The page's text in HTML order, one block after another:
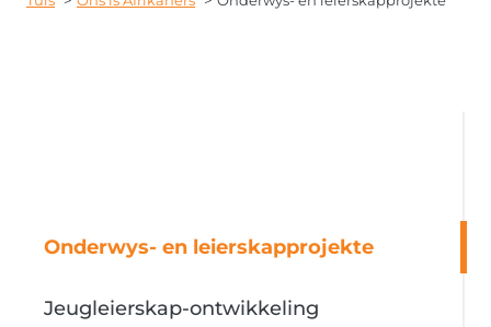
Onderwys- en leierskapprojekte
Jeugleierskap-ontwikkeling